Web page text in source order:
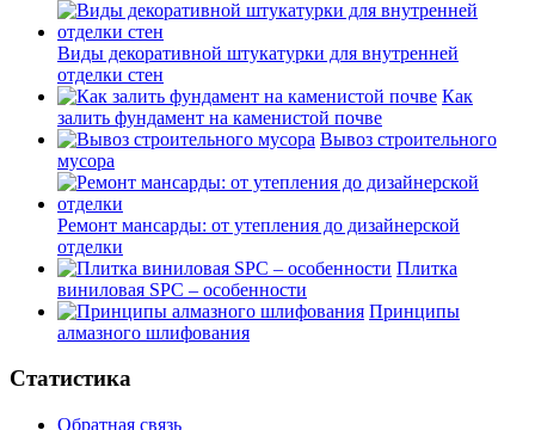
Виды декоративной штукатурки для внутренней
отделки стен
Как
залить фундамент на каменистой почве
Вывоз строительного
мусора
Ремонт мансарды: от утепления до дизайнерской
отделки
Плитка
виниловая SPC – особенности
Принципы
алмазного шлифования
Статистика
Обратная связь